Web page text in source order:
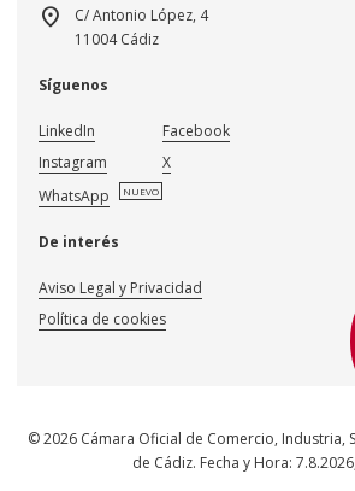
location_on
C/ Antonio López, 4
11004 Cádiz
Síguenos
LinkedIn
Instagram
WhatsApp
NUEVO
Facebook
X
De interés
Aviso Legal y Privacidad
Política de cookies
© 2026 Cámara Oficial de Comercio, Industria,
de Cádiz. Fecha y Hora: 7.8.2026